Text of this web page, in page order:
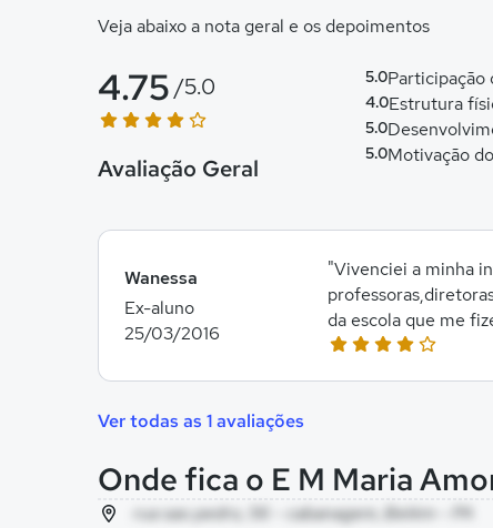
Veja abaixo a nota geral e os depoimentos
Avaliação Geral
4.75 /5.0 5.0Participação
4.0Estrutura
5.0
5.0Motivação
Wanessa
Ex-aluno
25/03/2016
"Vivenciei a minha
da escola que me
Ver todas as 1 avaliações
Onde fica o E M Maria
rua sao pedro, 56 - cabanagem, Belém - PA